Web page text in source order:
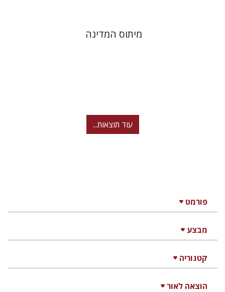
פורמט
מבצע
קטגוריה
הוצאה לאור
מיתוס המדינה
עוד תוצאות...